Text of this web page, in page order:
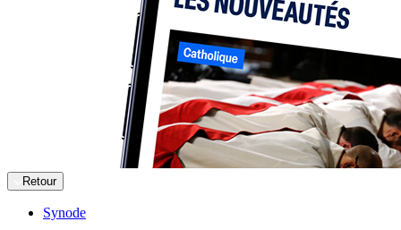
Retour
Synode